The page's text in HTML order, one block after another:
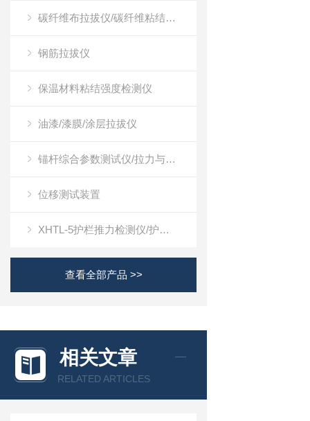
碳纤维布拉拔仪/碳纤维粘结强度检测仪
钢筋拉拔仪
保温材料粘结强度检测仪
油漆/漆膜/涂层拉拔仪
锚杆综合参数测试仪/拉力与位移测试装置
位移测试装置
XHTL-5护栏推力检测仪/护栏推力测试仪
查看全部产品 >>
相关文章
RELATED ARTICLES